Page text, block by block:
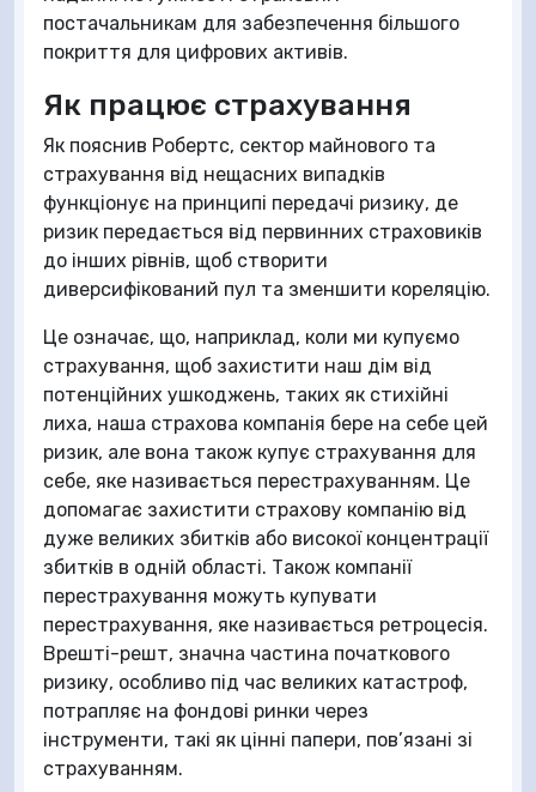
постачальникам для забезпечення більшого
покриття для цифрових активів.
Як працює страхування
Як пояснив Робертс, сектор майнового та
страхування від нещасних випадків
функціонує на принципі передачі ризику, де
ризик передається від первинних страховиків
до інших рівнів, щоб створити
диверсифікований пул та зменшити кореляцію.
Це означає, що, наприклад, коли ми купуємо
страхування, щоб захистити наш дім від
потенційних ушкоджень, таких як стихійні
лиха, наша страхова компанія бере на себе цей
ризик, але вона також купує страхування для
себе, яке називається перестрахуванням. Це
допомагає захистити страхову компанію від
дуже великих збитків або високої концентрації
збитків в одній області. Також компанії
перестрахування можуть купувати
перестрахування, яке називається ретроцесія.
Врешті-решт, значна частина початкового
ризику, особливо під час великих катастроф,
потрапляє на фондові ринки через
інструменти, такі як цінні папери, пов’язані зі
страхуванням.